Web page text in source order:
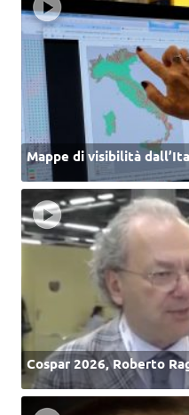
Mappe di visibilità
Cospar 2026, Roberto